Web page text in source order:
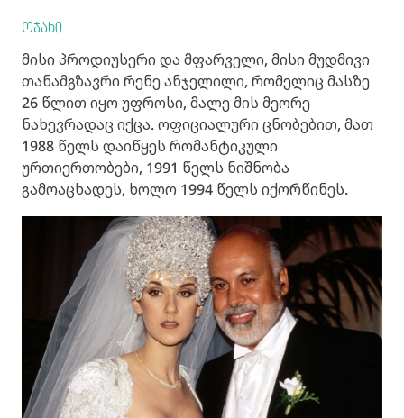
ოჯახი
მისი პროდიუსერი და მფარველი, მისი მუდმივი
თანამგზავრი რენე ანჯელილი, რომელიც მასზე
26 წლით იყო უფროსი, მალე მის მეორე
ნახევრადაც იქცა. ოფიციალური ცნობებით, მათ
1988 წელს დაიწყეს რომანტიკული
ურთიერთობები, 1991 წელს ნიშნობა
გამოაცხადეს, ხოლო 1994 წელს იქორწინეს.